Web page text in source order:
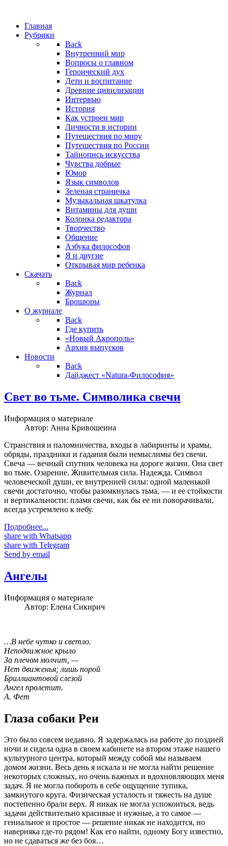
Главная
Рубрики
Back
Внутренний мир
Вопросы о главном
Героический дух
Дети и воспитание
Древние цивилизации
Интервью
История
Как устроен мир
Личности в истории
Путешествия по миру
Путешествия по России
Тайнопись искусства
Чувства добрые
Юмор
Язык символов
Зеленая страничка
Музыкальная шкатулка
Витамины для души
Колонка редактора
Творчество
Общение
Азбука философов
Я и другие
Открывая мир ребенка
Скачать
Back
Журнал
Брошюры
О журнале
Back
Где купить
«Новый Акрополь»
Архив выпусков
Новости
Back
Дайджест «Natura-Философия»
Свет во тьме. Символика свечи
Информация о материале
Автор: Анна Кривошеина
Странствия и паломничества, входы в лабиринты и храмы,
обряды, праздники и гадания были немыслимы без свечи.
Свеча — вечный спутник человека на дороге жизни. Она свет
во тьме. Озарение. Живительная сила. Надежда. Символ
человеческой души, ее внутренней силы: одной маленькой
свечи достаточно, чтобы разомкнулась тьма, — и ее стойкости
и вертикальности: пламя свечи, как бы ее ни поворачивали,
всегда устремлено к небу.
Подробнее...
share with Whatsapp
share with Telegram
Send by email
Ангелы
Информация о материале
Автор: Елена Сикирич
…В небе чутко и светло.
Неподвижное крыло
За плечом молчит, —
Нет движенья; лишь порой
Бриллиантовой слезой
Ангел пролетит.
А. Фет
Глаза собаки Реи
Это было совсем недавно. Я задержалась на работе до поздней
ночи и сидела одна в своем кабинете на втором этаже нашего
культурного центра, который между собой мы называем
домом жизни. Весь день я искала и не могла найти решение
некоторых сложных, но очень важных и вдохновляющих меня
задач. Я не могла побороть в себе ощущение тупика,
замкнутого круга. Физическая усталость и тяжесть на душе
постепенно брали верх. Я никак не могла успокоиться, ведь
задачи действительно красивые и нужные, а то самое —
гениальное и простое — решение никак не находится, но
наверняка где-то рядом! Как его найти, одному Богу известно,
но не сдаваться же без боя…